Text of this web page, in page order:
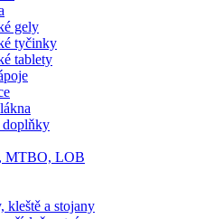
gely
tyčinky
tablety
MTBO, LOB
kleště a stojany